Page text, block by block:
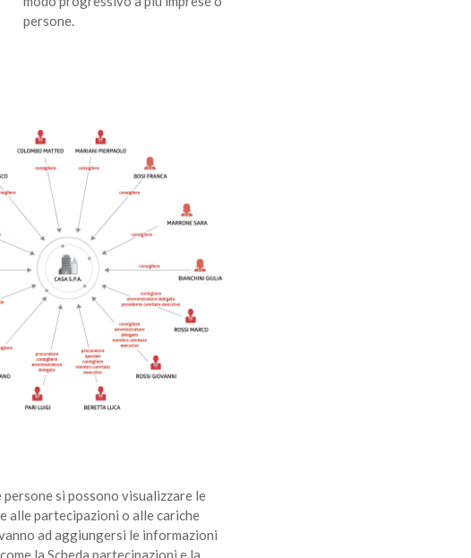
persone.
si possono visualizzare le
alle partecipazioni o alle cariche
ad aggiungersi le informazioni
la Scheda partecipazioni e la